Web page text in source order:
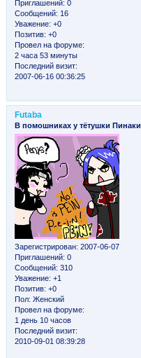
Приглашений: 0
Сообщений: 16
Уважение: +0
Позитив: +0
Провел на форуме:
2 часа 53 минуты
Последний визит:
2007-06-16 00:36:25
Futaba
В помошниках у тётушки Пинаки
Зарегистрирован: 2007-06-07
Приглашений: 0
Сообщений: 310
Уважение: +1
Позитив: +0
Пол: Женский
Провел на форуме:
1 день 10 часов
Последний визит:
2010-09-01 08:39:28